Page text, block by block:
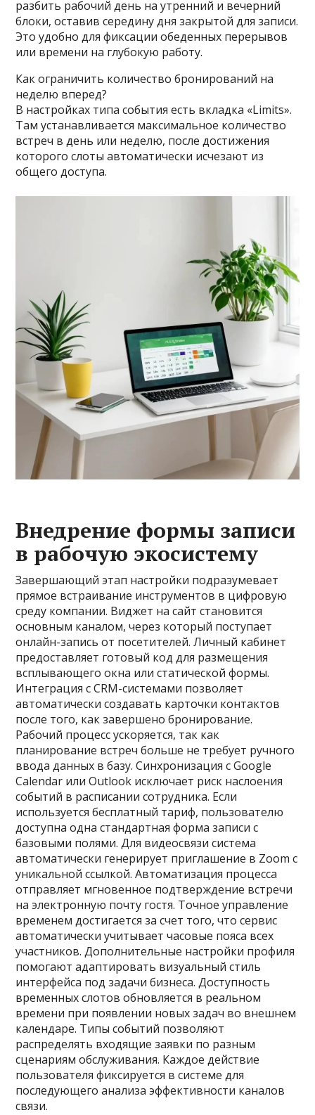
разбить рабочий день на утренний и вечерний
блоки, оставив середину дня закрытой для записи.
Это удобно для фиксации обеденных перерывов
или времени на глубокую работу.
Как ограничить количество бронирований на
неделю вперед?
В настройках типа события есть вкладка «Limits».
Там устанавливается максимальное количество
встреч в день или неделю, после достижения
которого слоты автоматически исчезают из
общего доступа.
Внедрение формы записи
в рабочую экосистему
Завершающий этап настройки подразумевает
прямое встраивание инструментов в цифровую
среду компании. Виджет на сайт становится
основным каналом, через который поступает
онлайн-запись от посетителей. Личный кабинет
предоставляет готовый код для размещения
всплывающего окна или статической формы.
Интеграция с CRM-системами позволяет
автоматически создавать карточки контактов
после того, как завершено бронирование.
Рабочий процесс ускоряется, так как
планирование встреч больше не требует ручного
ввода данных в базу. Синхронизация с Google
Calendar или Outlook исключает риск наслоения
событий в расписании сотрудника. Если
используется бесплатный тариф, пользователю
доступна одна стандартная форма записи с
базовыми полями. Для видеосвязи система
автоматически генерирует приглашение в Zoom с
уникальной ссылкой. Автоматизация процесса
отправляет мгновенное подтверждение встречи
на электронную почту гостя. Точное управление
временем достигается за счет того, что сервис
автоматически учитывает часовые пояса всех
участников. Дополнительные настройки профиля
помогают адаптировать визуальный стиль
интерфейса под задачи бизнеса. Доступность
временных слотов обновляется в реальном
времени при появлении новых задач во внешнем
календаре. Типы событий позволяют
распределять входящие заявки по разным
сценариям обслуживания. Каждое действие
пользователя фиксируется в системе для
последующего анализа эффективности каналов
связи.